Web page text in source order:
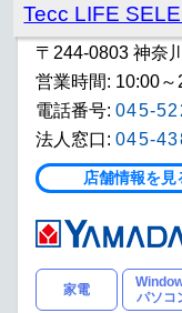
Tecc LIFE
〒244-0803 神奈
営業時間: 10:00～
電話番号: 045-
法人窓口: 045-
店舗情報を見
家電
パソコ